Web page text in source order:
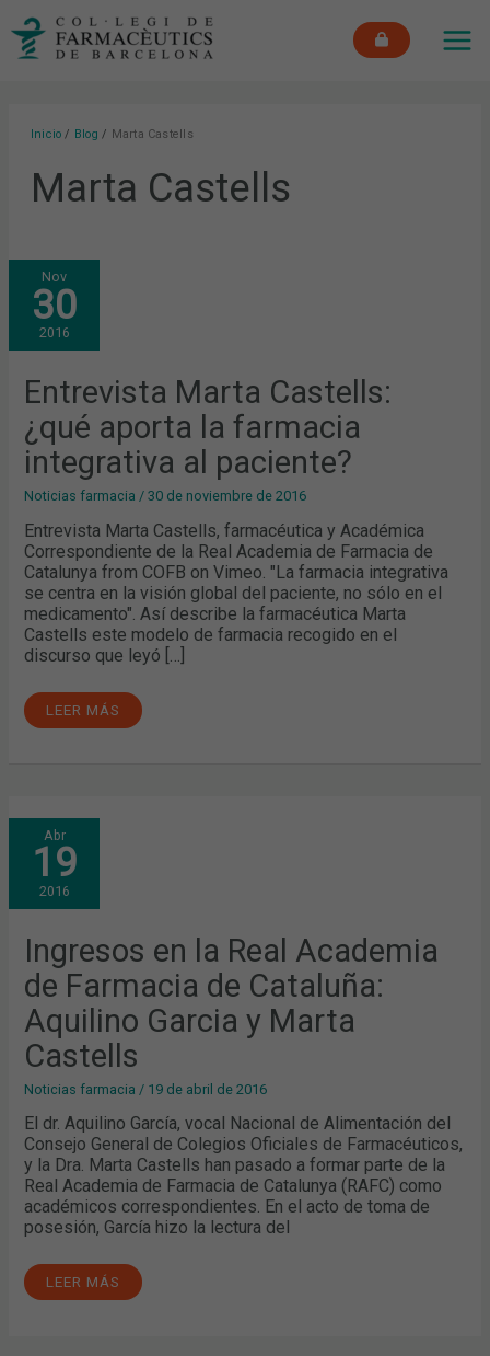
Inicio Blog Marta Castells
Marta Castells
Nov
30
2016
Entrevista Marta Castells:
¿qué aporta la farmacia
integrativa al paciente?
Noticias farmacia /30 de noviembre de 2016
Entrevista Marta Castells, farmacéutica y Académica
Correspondiente de la Real Academia de Farmacia de
Catalunya from COFB on Vimeo. "La farmacia integrativa
se centra en la visión global del paciente, no sólo en el
medicamento". Así describe la farmacéutica Marta
Castells este modelo de farmacia recogido en el
discurso que leyó […]
ENTREVISTA
MARTA
CASTELLS:
¿QUÉ
APORTA
LA
FARMACIA
AL
PACIENTE?
LEER MÁS
Abr
19
2016
Ingresos en la Real Academia
de Farmacia de Cataluña:
Aquilino Garcia y Marta
Castells
Noticias farmacia / 19 de abril de 2016
El dr. Aquilino García, vocal Nacional de Alimentación del
Consejo General de Colegios Oficiales de Farmacéuticos,
y la Dra. Marta Castells han pasado a formar parte de la
Real Academia de Farmacia de Catalunya (RAFC) como
académicos correspondientes. En el acto de toma de
posesión, García hizo la lectura del
INGRESOS
EN
LA
REAL
ACADEMIA
DE
FARMACIA
AQUILINO
GARCIA
Y
MARTA
CASTELLS
LEER MÁS